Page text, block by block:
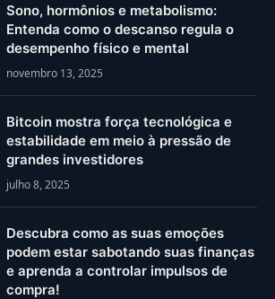
Sono, hormônios e metabolismo:
Entenda como o descanso regula o
desempenho físico e mental
novembro 13, 2025
Bitcoin mostra força tecnológica e
estabilidade em meio à pressão de
grandes investidores
julho 8, 2025
Descubra como as suas emoções
podem estar sabotando suas finanças
e aprenda a controlar impulsos de
compra!